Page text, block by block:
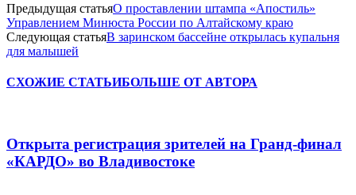
Предыдущая статьяО проставлении штампа «Апостиль»
Управлением Минюста России по Алтайскому краю
Следующая статьяВ заринском бассейне открылась купальня
для малышей
СХОЖИЕ СТАТЬИБОЛЬШЕ ОТ АВТОРА
Открыта регистрация зрителей на Гранд-финал
«КАРДО» во Владивостоке